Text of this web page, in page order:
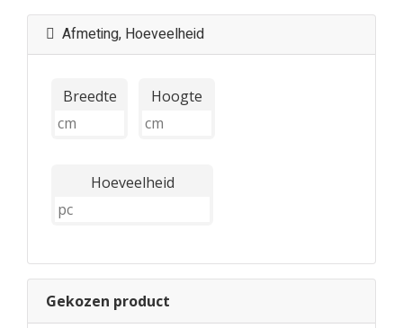
Afmeting, Hoeveelheid
Breedte Hoogte
Hoeveelheid
Gekozen product